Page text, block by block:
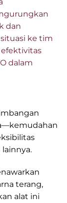
dan
ke tim
dalam
terang,
alat ini